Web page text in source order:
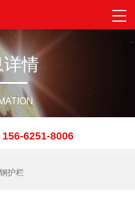
详情
6251-8006
护栏